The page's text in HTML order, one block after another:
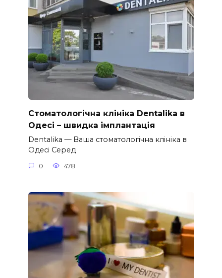
Стоматологічна клініка Dentalika в
Одесі – швидка імплантація
Dentalika — Ваша стоматологічна клініка в
Одесі Серед
0 478